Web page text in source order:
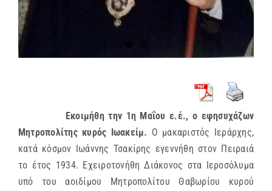
Εκοιμήθη την 1η Μαΐου ε.έ., ο εφησυχάζων
Μητροπολίτης κυρός Ιωακείμ. Ο μακαριστός Ιεράρχης,
κατά κόσμον Ιωάννης Τσακίρης εγεννήθη στον Πειραιά
το έτος 1934. Εχειροτονήθη Διάκονος στα Ιεροσόλυμα
υπό του αοιδίμου Μητροπολίτου Θαβωρίου κυρού